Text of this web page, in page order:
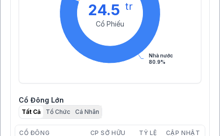
Nhà nước
80.9%
24.5 tr
Cổ Phiếu
Cổ Đông Lớn
Tất Cả Tổ Chức Cá Nhân
CỔ ĐÔNG CP SỞ HỮU TỶ LỆ CẬP NHẬT